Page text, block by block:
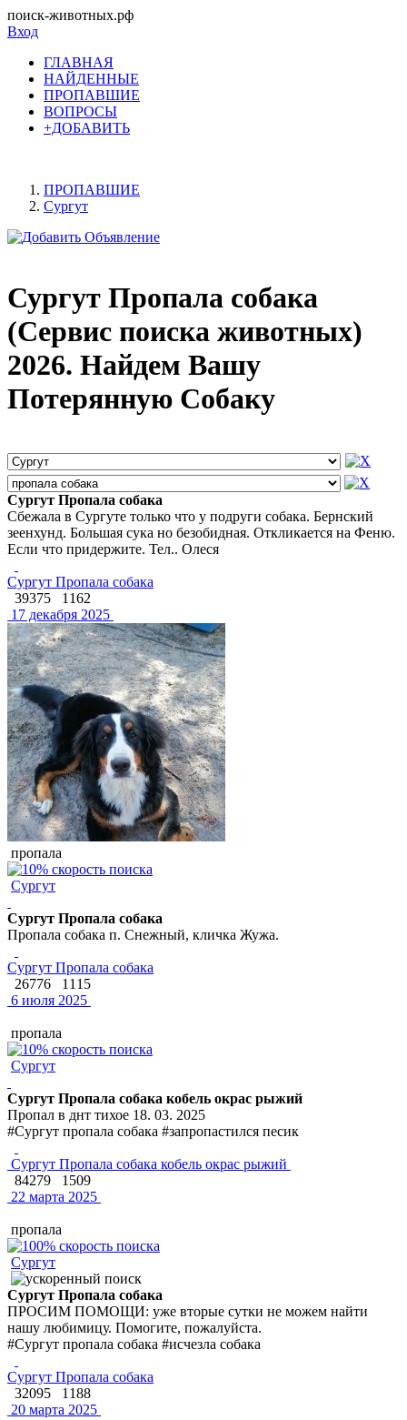
поиск-животных.рф
Вход
ГЛАВНАЯ
НАЙДЕННЫЕ
ПРОПАВШИЕ
ВОПРОСЫ
+ДОБАВИТЬ
ПРОПАВШИЕ
Сургут
Сургут Пропала собака
(Сервис поиска животных)
2026. Найдем Вашу
Потерянную Собаку
Сургут Пропала собака
Сбежала в Сургуте только что у подруги собака. Бернский
зеенхунд. Большая сука но безобидная. Откликается на Феню.
Если что придержите. Тел.. Олеся
Сургут Пропала собака
39375
1162
17 декабря 2025
пропала
Сургут
Сургут Пропала собака
Пропала собака п. Снежный, кличка Жужа.
Сургут Пропала собака
26776
1115
6 июля 2025
пропала
Сургут
Сургут Пропала собака кобель окрас рыжий
Пропал в днт тихое 18. 03. 2025
#Сургут пропала собака #запропастился песик
Сургут Пропала собака кобель окрас рыжий
84279
1509
22 марта 2025
пропала
Сургут
Сургут Пропала собака
ПРОСИМ ПОМОЩИ: уже вторые сутки не можем найти
нашу любимицу. Помогите, пожалуйста.
#Сургут пропала собака #исчезла собака
Сургут Пропала собака
32095
1188
20 марта 2025